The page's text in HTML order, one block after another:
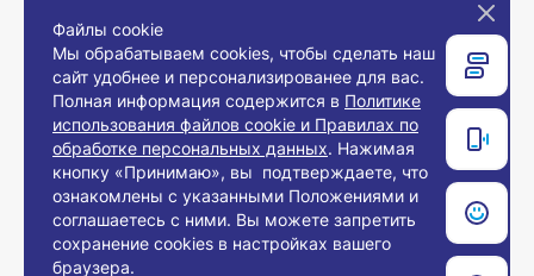
Связаться с нами
© 2008-2026, Компания «Европос Групп». Все
права защищены.
Файлы cookie
Мы обрабатываем cookies, чтобы сделать наш
сайт удобнее и персонализированее для вас.
Полная информация содержится в Политике
использования файлов cookie и Правилах по
обработке персональных данных. Нажимая
кнопку «Принимаю», вы подтверждаете, что
ознакомлены с указанными Положениями и
соглашаетесь с ними. Вы можете запретить
сохранение cookies в настройках вашего
браузера.